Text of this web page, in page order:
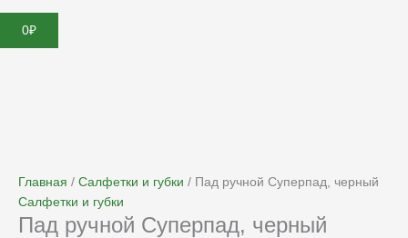
0₽
Главная / Салфетки и губки / Пад ручной Суперпад, черный
Салфетки и губки
Пад ручной Суперпад, черный